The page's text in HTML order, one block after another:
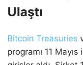
Ulaştı
Bitcoin Treasuries
programı 11